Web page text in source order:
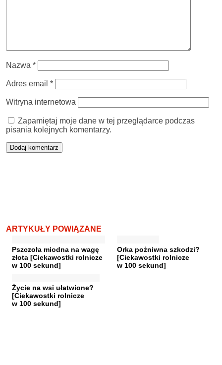
Nazwa *
Adres email *
Witryna internetowa
Zapamiętaj moje dane w tej przeglądarce podczas
pisania kolejnych komentarzy.
ARTYKUŁY POWIĄZANE
Pszczoła miodna na wagę
złota [Ciekawostki rolnicze
w 100 sekund]
Orka pożniwna szkodzi?
[Ciekawostki rolnicze
w 100 sekund]
Życie na wsi ułatwione?
[Ciekawostki rolnicze
w 100 sekund]